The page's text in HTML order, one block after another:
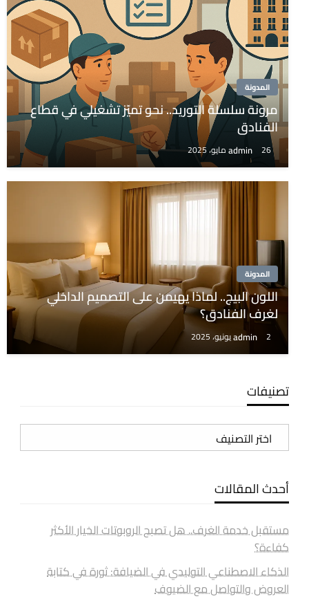
المدونة
مرونة سلسلة التوريد.. نحو تميّز تشغيلي في قطاع
الفنادق
admin 26 مايو، 2025
المدونة
اللون البيج.. لماذا يهيمن على التصميم الداخلي
لغرف الفنادق؟
admin 2 يونيو، 2025
تصنيفات
تصنيفات
أحدث المقالات
مستقبل خدمة الغرف.. هل تصبح الروبوتات الخيار الأكثر
كفاءة؟
الذكاء الاصطناعي التوليدي في الضيافة: ثورة في كتابة
العروض والتواصل مع الضيوف